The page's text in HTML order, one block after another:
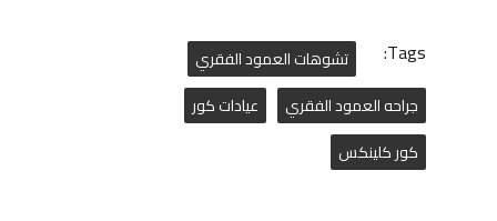
Tags:
تشوهات العمود الفقري
جراحه العمود الفقري
عيادات كور
كور كلينكس